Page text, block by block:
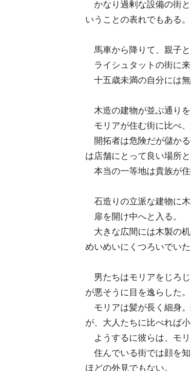
かなり過剰な設備の街と
いうことの表れでもある。
馬車から降りて、親子と
ライシュタットの街に来
十五歳未満の自分には無
木造の建物が並ぶ通りを
モリアが住む街に比べ、
開拓者は危険だが儲か
は店舗にとって良い場所と
本当の一等地は貴族が住
石造りの立派な建物に木
扉を開け中へと入る。
大きな広間には木製の机
めいめいにくつろいでいた
男たちはモリアをじろ
が悪そうに目を逸らした。
モリアは髪が長く細身
が、大人たちに比べれば小
ようするに彼らは、モリ
住んでいる街では顔を
ほどの外見でもない。